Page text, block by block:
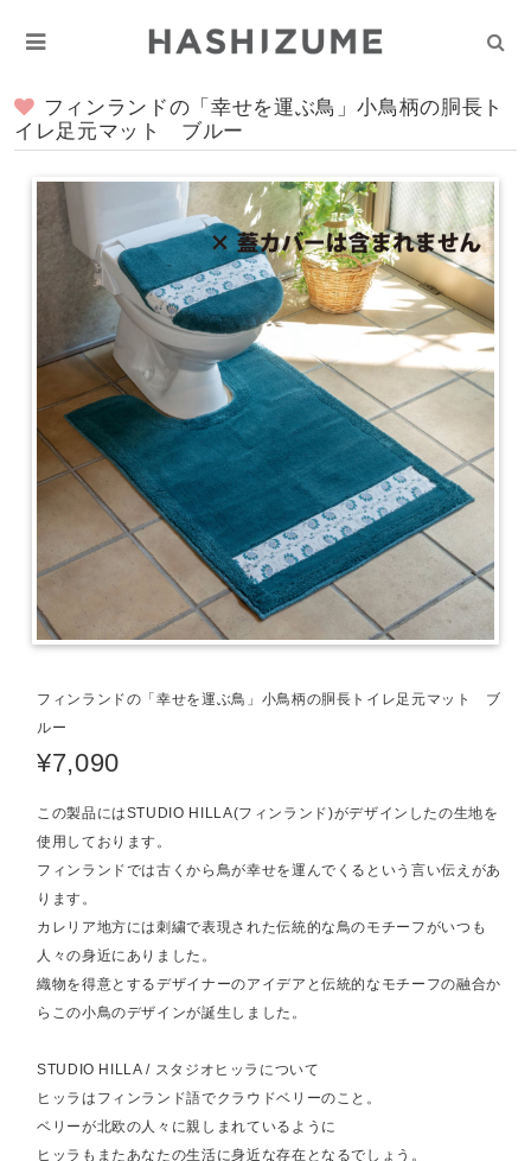
フィンランドの「幸せを運ぶ鳥」小鳥柄の胴長ト
イレ足元マット ブルー
フィンランドの「幸せを運ぶ鳥」小鳥柄の胴長トイレ足元マット ブ
ルー
¥7,090
この製品にはSTUDIO HILLA(フィンランド)がデザインしたの生地を
使用しております。
フィンランドでは古くから鳥が幸せを運んでくるという言い伝えがあ
ります。
カレリア地方には刺繍で表現された伝統的な鳥のモチーフがいつも
人々の身近にありました。
織物を得意とするデザイナーのアイデアと伝統的なモチーフの融合か
らこの小鳥のデザインが誕生しました。
STUDIO HILLA / スタジオヒッラについて
ヒッラはフィンランド語でクラウドベリーのこと。
ベリーが北欧の人々に親しまれているように
ヒッラもまたあなたの生活に身近な存在となるでしょう。